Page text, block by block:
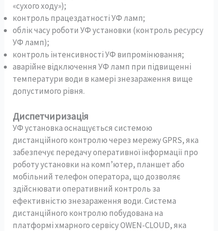
«сухого ходу»);
контроль працездатності УФ ламп;
облік часу роботи УФ установки (контроль ресурсу
УФ ламп);
контроль інтенсивності УФ випромінювання;
аварійне відключення УФ ламп при підвищенні
температури води в камері знезараження вище
допустимого рівня.
Диспетчиризація
УФ установка оснащується системою
дистанційного контролю через мережу GPRS, яка
забезпечує передачу оперативної інформації про
роботу установки на комп’ютер, планшет або
мобільний телефон оператора, що дозволяє
здійснювати оперативний контроль за
ефективністю знезараження води. Система
дистанційного контролю побудована на
платформі хмарного сервісу OWEN-CLOUD, яка